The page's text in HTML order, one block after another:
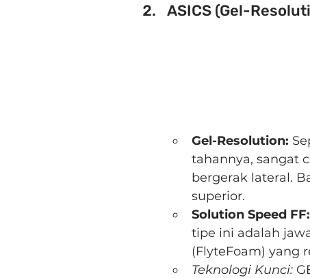
ASICS (Gel-
Gel-Resolution:
tahannya, sangat
bergerak lateral.
superior.
Solution Speed FF:
tipe ini adalah
(FlyteFoam) yang
Teknologi Kunci: